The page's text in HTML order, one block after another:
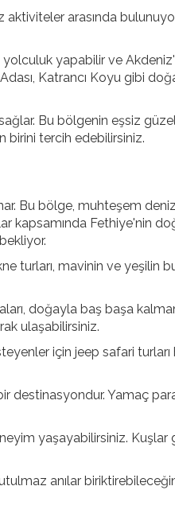
arasında
yapabilir ve
Katrancı Koyu gibi
Bu bölgenin eşsiz
birini tercih edebilirsiniz.
Bu bölge, muhteşem
kapsamında Fethiye'nin
turları, mavinin ve yeşilin
doğayla baş başa
ulaşabilirsiniz.
için jeep safari turları
destinasyondur. Yamaç
yaşayabilirsiniz. Kuşlar
anılar